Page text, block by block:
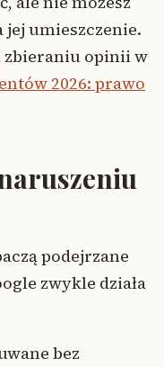
jej umieszczenie.
zbieraniu opinii w
2026: prawo
podejrzane
zwykle działa
bez